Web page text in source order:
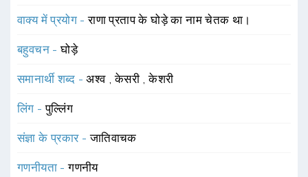
वाक्य में प्रयोग -राणा प्रताप के घोड़े का नाम चेतक था।
बहुवचन -घोड़े
समानार्थी शब्द -अश्व ,केसरी ,केशरी
लिंग -पुल्लिंग
संज्ञा के प्रकार -जातिवाचक
गणनीयता -गणनीय